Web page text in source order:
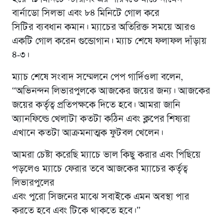
বার্নাডো সিলভা এবং ৮৪ মিনিটে গোল করে
সিটির ব্যবধান কমান। ম্যাচের অতিরিক্ত সময়ে আরও
একটি গোল করেন গুন্ডোগান। ম্যাচ শেষে ফলাফল দাঁড়ায়
৪-৩।
ম্যাচ শেষে সংবাদ সম্মেলনে পেপ গার্দিওলা বলেন,
“অভিনন্দন লিভারপুলকে আজকের জয়ের জন্য। আজকের
জয়ের কর্তৃত্ব প্রতিপক্ষকে দিতে হবে। আমরা জানি
অ্যানফিল্ডে খেলাটা কতটা কঠিন এবং ক্লপের শিষ্যরা
এখানে কতটা আক্রমনাত্মক ফুটবল খেলেন।
আমরা চেষ্টা করেছি ম্যাচে ভাল কিছু করার এবং পিছিয়ে
পড়লেও ম্যাচে ফেরার তবে আজকের ম্যাচের কর্তৃত্ব
লিভারপুলের
এবং পুরো সিজনের মাঝে সবাইকে এমন অবস্থা পার
করতে হবে এবং টিকে থাকতে হবে।”